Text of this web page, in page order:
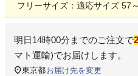
フリーサイズ：適応サイズ 57
明日14時00分 までのご注文で
マト運輸)でお届けします。
東京都お届け先を変更